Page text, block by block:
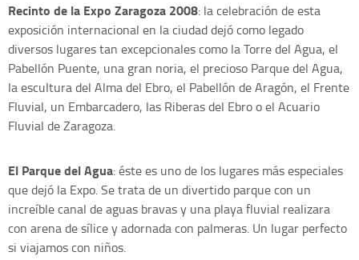
Recinto de la Expo Zaragoza 2008: la celebración de esta
exposición internacional en la ciudad dejó como legado
diversos lugares tan excepcionales como la Torre del Agua, el
Pabellón Puente, una gran noria, el precioso Parque del Agua,
la escultura del Alma del Ebro, el Pabellón de Aragón, el Frente
Fluvial, un Embarcadero, las Riberas del Ebro o el Acuario
Fluvial de Zaragoza.
El Parque del Agua: éste es uno de los lugares más especiales
que dejó la Expo. Se trata de un divertido parque con un
increíble canal de aguas bravas y una playa fluvial realizara
con arena de sílice y adornada con palmeras. Un lugar perfecto
si viajamos con niños.